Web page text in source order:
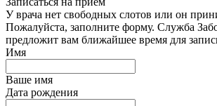
У врача нет свободных слотов или он
Пожалуйста, заполните форму. Служба
предложит вам ближайшее время для
Имя
Ваше имя
Дата рождения